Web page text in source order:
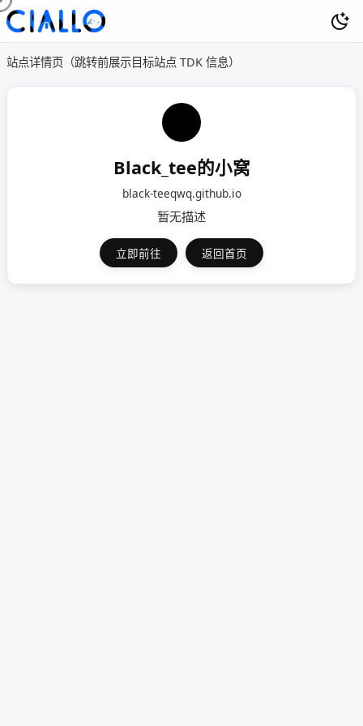
站点详情页（跳转前展示目标站点 TDK 信息）
Black_tee的小窝
black-teeqwq.github.io
暂无描述
立即前往 返回首页